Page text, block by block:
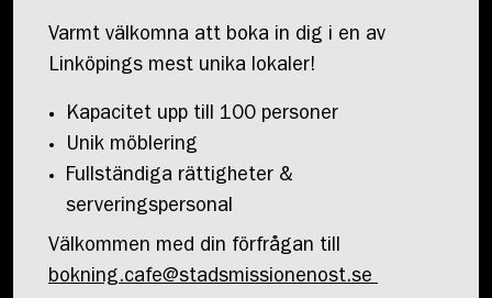
Varmt välkomna att boka in dig i en av
Linköpings mest unika lokaler!
Kapacitet upp till 100 personer
Unik möblering
Fullständiga rättigheter &
serveringspersonal
Välkommen med din förfrågan till
bokning.cafe@stadsmissionenost.se